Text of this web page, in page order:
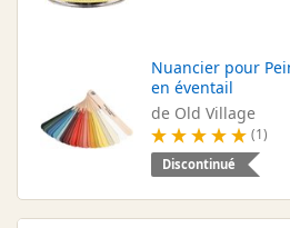
Nuancier pour
en éventail
de Old Village
(1)
Discontinué